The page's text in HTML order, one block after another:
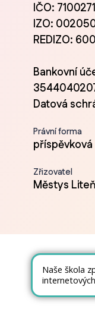
IČO:
IZO:
REDIZO:
Bankovní
Datová
Právní forma
Zřizovatel
Městys Liteň
Naše škola